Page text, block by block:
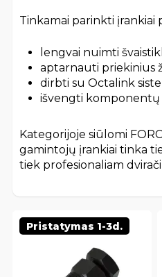
Tinkamai parinkti įrankiai
lengvai nuimti
aptarnauti priekinius
dirbti su Octalink
išvengti komponentų
Kategorijoje siūlomi
gamintojų įrankiai tinka
tiek profesionaliam
Pristatymas 1-3d.